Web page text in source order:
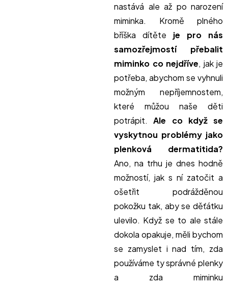
nastává ale až po narození
miminka. Kromě plného
bříška dítěte je pro nás
samozřejmostí přebalit
miminko co nejdříve, jak je
potřeba, abychom se vyhnuli
možným nepříjemnostem,
které můžou naše děti
potrápit.Ale co když se
vyskytnou problémy jako
plenková dermatitida?
Ano, na trhu je dnes hodně
možností, jak s ní zatočit a
ošetřit podrážděnou
pokožku tak, aby se děťátku
ulevilo. Když se to ale stále
dokola opakuje, měli bychom
se zamyslet i nad tím, zda
používáme ty správné plenky
a zda miminku